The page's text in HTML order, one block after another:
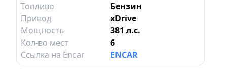
Топливо
Бензин
Привод
xDrive
Мощность
381 л.с.
Кол-во мест
6
Ссылка на Encar
ENCAR